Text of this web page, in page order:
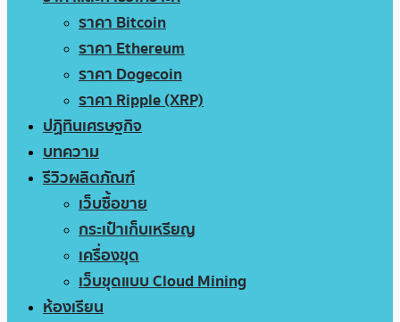
ราคา Bitcoin
ราคา Ethereum
ราคา Dogecoin
ราคา Ripple (XRP)
ปฏิทินเศรษฐกิจ
บทความ
รีวิวผลิตภัณฑ์
เว็บซื้อขาย
กระเป๋าเก็บเหรียญ
เครื่องขุด
เว็บขุดแบบ Cloud Mining
ห้องเรียน